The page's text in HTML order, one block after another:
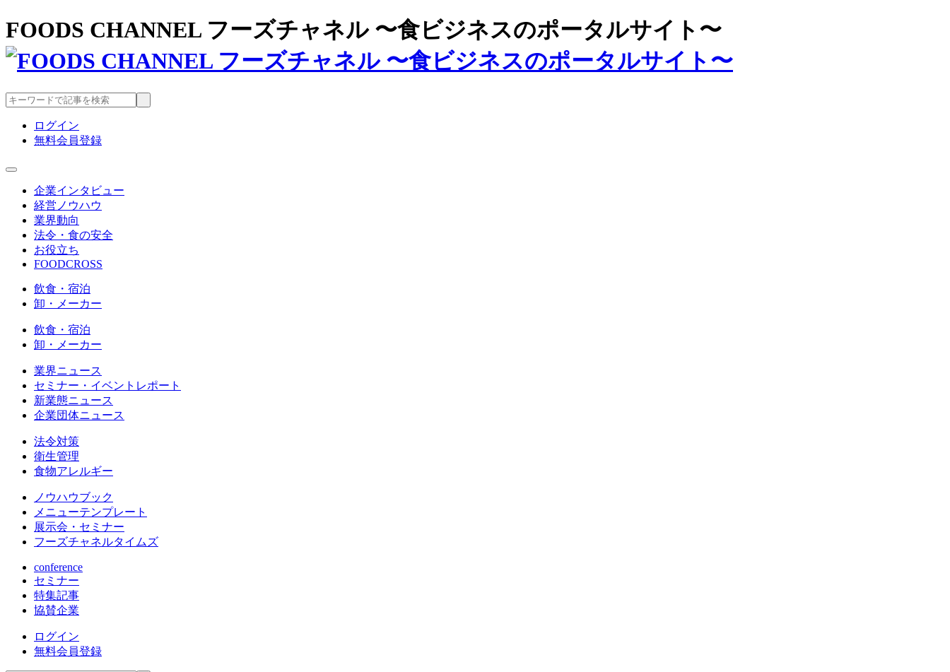
FOODS CHANNEL フーズチャネル 〜食ビジネスのポータルサイト〜
ログイン
無料会員登録
企業インタビュー
経営ノウハウ
業界動向
法令・食の安全
お役立ち
FOODCROSS
飲食・宿泊
卸・メーカー
飲食・宿泊
卸・メーカー
業界ニュース
セミナー・イベントレポート
新業態ニュース
企業団体ニュース
法令対策
衛生管理
食物アレルギー
ノウハウブック
メニューテンプレート
展示会・セミナー
フーズチャネルタイムズ
conference
セミナー
特集記事
協賛企業
ログイン
無料会員登録